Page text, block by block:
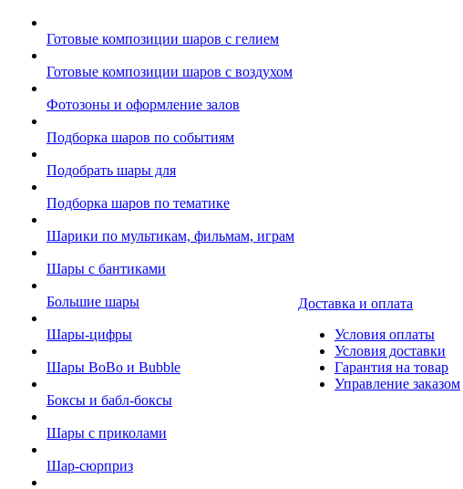
Готовые композиции шаров с гелием
Готовые композиции шаров с воздухом
Фотозоны и оформление залов
Подборка шаров по событиям
Подобрать шары для
Подборка шаров по тематике
Шарики по мультикам, фильмам, играм
Шары с бантиками
Большие шары
Шары-цифры
Шары BoBo и Bubble
Боксы и бабл-боксы
Шары с приколами
Шар-сюрприз
Доставка и оплата
Условия оплаты
Условия доставки
Гарантия на товар
Управление заказом